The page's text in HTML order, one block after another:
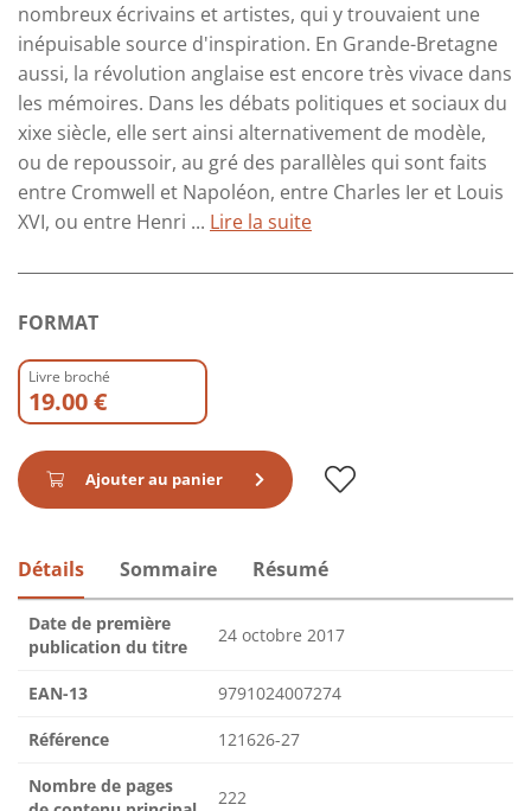
nombreux écrivains et artistes, qui y trouvaient une
inépuisable source d'inspiration. En Grande-Bretagne
aussi, la révolution anglaise est encore très vivace dans
les mémoires. Dans les débats politiques et sociaux du
xixe siècle, elle sert ainsi alternativement de modèle,
ou de repoussoir, au gré des parallèles qui sont faits
entre Cromwell et Napoléon, entre Charles Ier et Louis
XVI, ou entre Henri ... Lire la suite
FORMAT
Livre broché
19.00 €
Ajouter au panier
Détails Sommaire Résumé
Date de première
publication du titre
24 octobre 2017
EAN-13 9791024007274
Référence 121626-27
Nombre de pages
222